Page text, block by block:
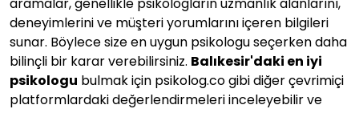
aramalar, genellikle psikologların uzmanlık alanlarını,
deneyimlerini ve müşteri yorumlarını içeren bilgileri
sunar. Böylece size en uygun psikologu seçerken daha
bilinçli bir karar verebilirsiniz. Balıkesir'daki en iyi
psikologu bulmak için psikolog.co gibi diğer çevrimiçi
platformlardaki değerlendirmeleri inceleyebilir ve